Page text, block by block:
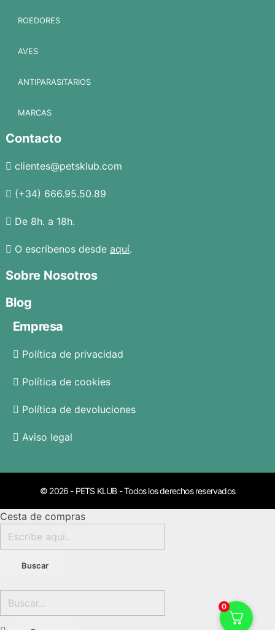
ROEDORES
AVES
ANTIPARASITARIOS
MARCAS
Contacto
clientes@petsklub.com
(+34) 666.95.50.89
De 8h. a 18h.
O escríbenos desde aquí.
Sobre Nosotros
Blog
Empresa
Política de privacidad
Política de cookies
Política de devoluciones
Aviso legal
© 2026 - PETS KLUB - Todos los derechos reservados
Cesta de compras
0